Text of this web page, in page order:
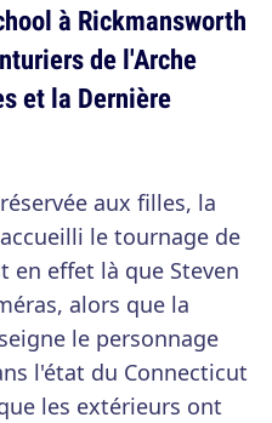
à Rickmansworth
de l'Arche
et la Dernière
aux filles, la
le tournage de
en effet là que Steven
alors que la
le personnage
l'état du Connecticut
les extérieurs ont